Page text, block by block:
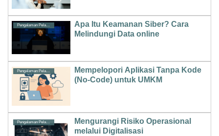
Pengalaman Pelanggan
Apa Itu Keamanan Siber? Cara
Melindungi Data online
Mempelopori Aplikasi Tanpa Kode
(No-Code) untuk UMKM
Pengalaman Pelanggan
Mengurangi Risiko Operasional
melalui Digitalisasi